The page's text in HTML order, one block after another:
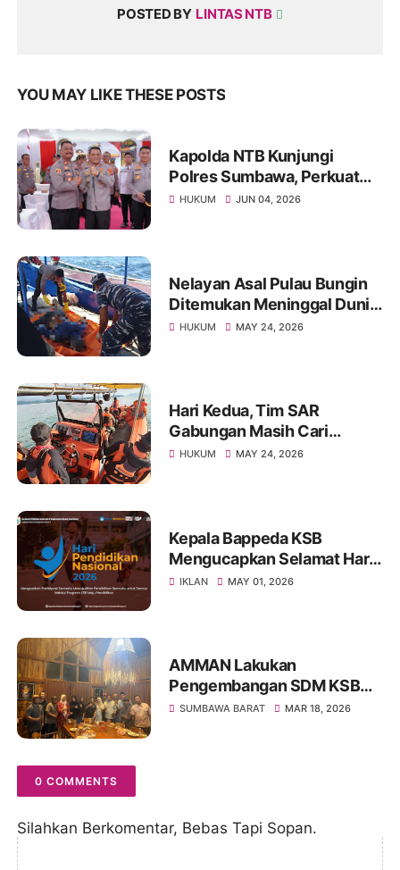
POSTED BY LINTAS NTB
YOU MAY LIKE THESE POSTS
Kapolda NTB Kunjungi
Polres Sumbawa, Perkuat
Pengawasan Internal dan
HUKUM JUN 04, 2026
Nelayan Asal Pulau Bungin
Ditemukan Meninggal Dunia
di Pantai Kertasari
HUKUM MAY 24, 2026
Hari Kedua, Tim SAR
Gabungan Masih Cari
Nelayan Lansia yang Hilang
HUKUM MAY 24, 2026
Kepala Bappeda KSB
Mengucapkan Selamat Hari
Pendidikan Nasional 2026
IKLAN MAY 01, 2026
AMMAN Lakukan
Pengembangan SDM KSB
Melalui Program Beasiswa
SUMBAWA BARAT MAR 18, 2026
0 COMMENTS
Silahkan Berkomentar, Bebas Tapi Sopan.